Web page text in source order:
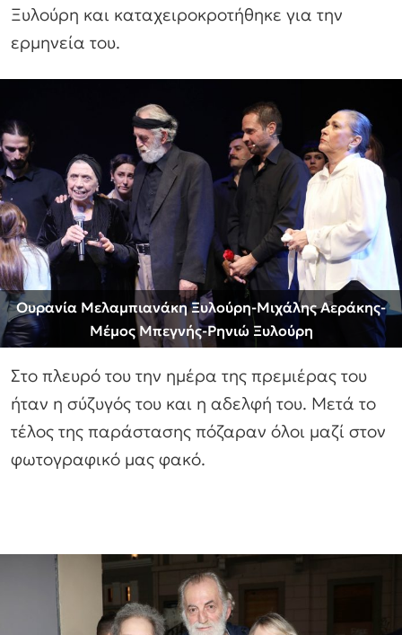
Ξυλούρη και καταχειροκροτήθηκε για την
ερμηνεία του.
Ουρανία Μελαμπιανάκη Ξυλούρη-Μιχάλης Αεράκης-
Μέμος Μπεγνής-Ρηνιώ Ξυλούρη
Στο πλευρό του την ημέρα της πρεμιέρας του
ήταν η σύζυγός του και η αδελφή του. Μετά το
τέλος της παράστασης πόζαραν όλοι μαζί στον
φωτογραφικό μας φακό.